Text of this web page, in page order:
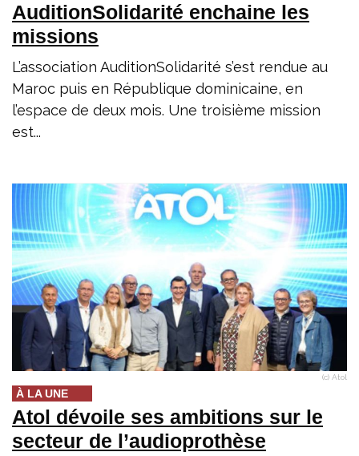
AuditionSolidarité enchaine les
missions
L’association AuditionSolidarité s’est rendue au
Maroc puis en République dominicaine, en
l’espace de deux mois. Une troisième mission
est...
(c) Atol
À LA UNE
Atol dévoile ses ambitions sur le
secteur de l’audioprothèse